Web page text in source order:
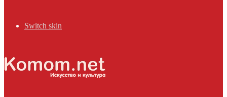
Switch skin